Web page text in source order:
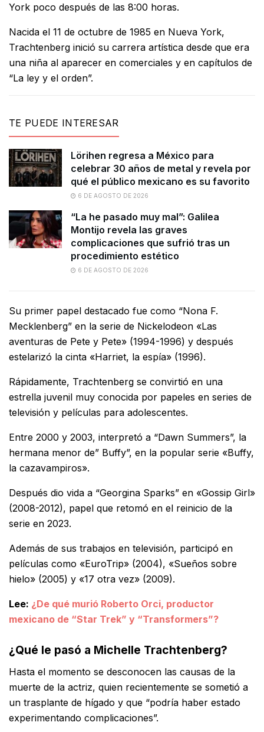
York poco después de las 8:00 horas.
Nacida el 11 de octubre de 1985 en Nueva York,
Trachtenberg inició su carrera artística desde que era
una niña al aparecer en comerciales y en capítulos de
“La ley y el orden”.
TE PUEDE INTERESAR
Lörihen regresa a México para
celebrar 30 años de metal y revela por
qué el público mexicano es su favorito
6 DE AGOSTO DE 2026
“La he pasado muy mal”: Galilea
Montijo revela las graves
complicaciones que sufrió tras un
procedimiento estético
6 DE AGOSTO DE 2026
Su primer papel destacado fue como “Nona F.
Mecklenberg” en la serie de Nickelodeon «Las
aventuras de Pete y Pete» (1994-1996) y después
estelarizó la cinta «Harriet, la espía» (1996).
Rápidamente, Trachtenberg se convirtió en una
estrella juvenil muy conocida por papeles en series de
televisión y películas para adolescentes.
Entre 2000 y 2003, interpretó a “Dawn Summers”, la
hermana menor de” Buffy”, en la popular serie «Buffy,
la cazavampiros».
Después dio vida a “Georgina Sparks” en «Gossip Girl»
(2008-2012), papel que retomó en el reinicio de la
serie en 2023.
Además de sus trabajos en televisión, participó en
películas como «EuroTrip» (2004), «Sueños sobre
hielo» (2005) y «17 otra vez» (2009).
Lee: ¿De qué murió Roberto Orci, productor
mexicano de “Star Trek” y “Transformers”?
¿Qué le pasó a Michelle Trachtenberg?
Hasta el momento se desconocen las causas de la
muerte de la actriz, quien recientemente se sometió a
un trasplante de hígado y que “podría haber estado
experimentando complicaciones”.